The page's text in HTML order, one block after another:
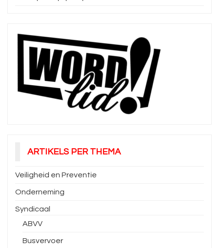
ARTIKELS PER THEMA
Veiligheid en Preventie
Onderneming
Syndicaal
ABVV
Busvervoer